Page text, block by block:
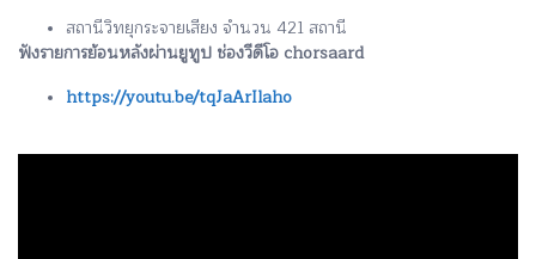
สถานีวิทยุกระจายเสียง จำนวน 421 สถานี
ฟังรายการย้อนหลังผ่านยูทูป ช่องวีดีโอ chorsaard
https://youtu.be/tqJaArIlaho